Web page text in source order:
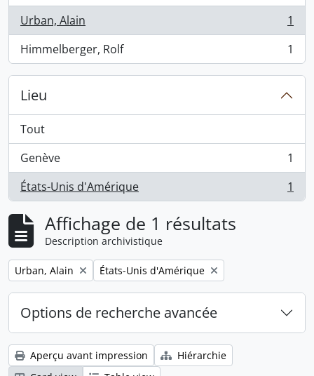
Urban, Alain
, 1 résultats
1
Himmelberger, Rolf
, 1 résultats 1
Lieu
Tout
Genève
, 1 résultats
1
États-Unis d'Amérique
, 1 résultats 1
Affichage de 1 résultats
Description archivistique
Remove filter:
Urban, Alain Remove filter:
États-Unis d'Amérique
Options de recherche avancée
Aperçu avant impression
Hiérarchie